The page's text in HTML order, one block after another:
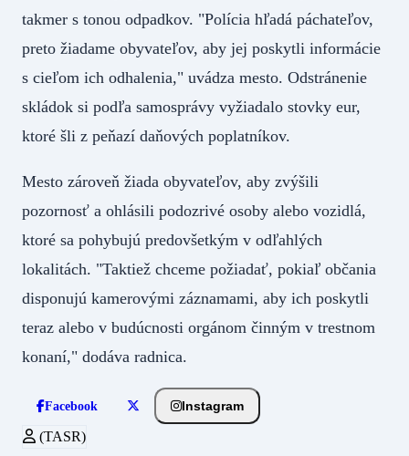
takmer s tonou odpadkov. "Polícia hľadá páchateľov,
preto žiadame obyvateľov, aby jej poskytli informácie
s cieľom ich odhalenia," uvádza mesto. Odstránenie
skládok si podľa samosprávy vyžiadalo stovky eur,
ktoré šli z peňazí daňových poplatníkov.
Mesto zároveň žiada obyvateľov, aby zvýšili
pozornosť a ohlásili podozrivé osoby alebo vozidlá,
ktoré sa pohybujú predovšetkým v odľahlých
lokalitách. "Taktiež chceme požiadať, pokiaľ občania
disponujú kamerovými záznamami, aby ich poskytli
teraz alebo v budúcnosti orgánom činným v trestnom
konaní," dodáva radnica.
Facebook Instagram
(TASR)